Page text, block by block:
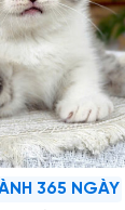
365 NGÀY